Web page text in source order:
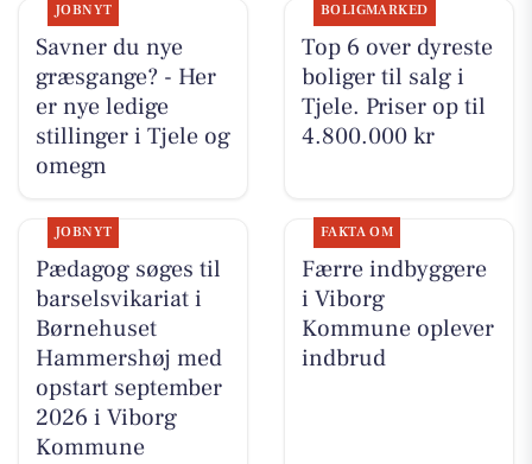
JOBNYT
Savner du nye
græsgange? - Her
er nye ledige
stillinger i Tjele og
omegn
BOLIGMARKED
Top 6 over dyreste
boliger til salg i
Tjele. Priser op til
4.800.000 kr
JOBNYT
Pædagog søges til
barselsvikariat i
Børnehuset
Hammershøj med
opstart september
2026 i Viborg
Kommune
FAKTA OM
Færre indbyggere
i Viborg
Kommune oplever
indbrud